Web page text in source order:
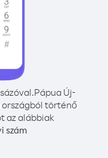
Pápua Új-
országból történő
az alábbiak
szám